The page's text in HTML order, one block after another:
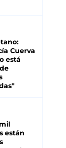
Cuerva
está
están